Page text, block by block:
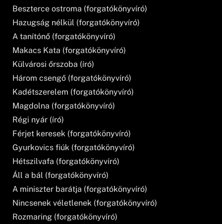
Beszterce ostroma (forgatókönyvíró)
Hazugság nélkül (forgatókönyvíró)
A tanítónő (forgatókönyvíró)
Makacs Kata (forgatókönyvíró)
Külvárosi őrszoba (író)
Három csengő (forgatókönyvíró)
Kadétszerelem (forgatókönyvíró)
Magdolna (forgatókönyvíró)
Régi nyár (író)
Férjet keresek (forgatókönyvíró)
Gyurkovics fiúk (forgatókönyvíró)
Hétszilvafa (forgatókönyvíró)
Áll a bál (forgatókönyvíró)
A miniszter barátja (forgatókönyvíró)
Nincsenek véletlenek (forgatókönyvíró)
Rozmaring (forgatókönyvíró)